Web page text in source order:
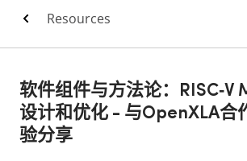
Resources
软件组件与方法论：RISC‑V
设计和优化 - 与OpenXLA合
验分享